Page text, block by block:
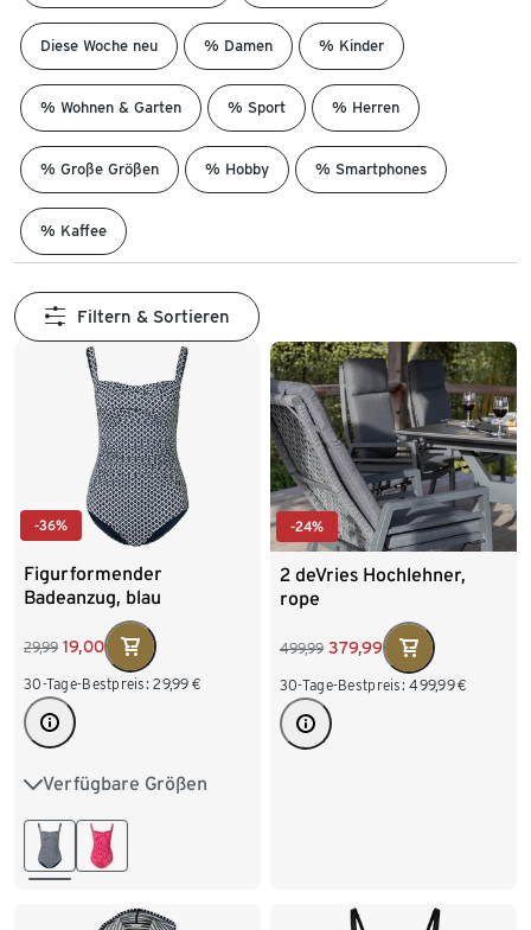
Diese Woche neu % Damen % Kinder
% Wohnen & Garten % Sport % Herren
% Große Größen % Hobby % Smartphones
% Kaffee
Filtern & Sortieren
-36%
Figurformender
Badeanzug, blau
29,99 19,00
30-Tage-Bestpreis: 29,99 €
Verfügbare Größen
38 40 42 44
46 48
-24%
2 deVries Hochlehner,
rope
499,99 379,99
30-Tage-Bestpreis: 499,99€